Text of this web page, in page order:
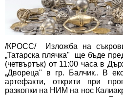
/КРОСС/ Изложба на
„Татарска плячка" ще бъде
(четвъртък) от 11:00 часа в
„Двореца" в гр. Балчик.. В
артефакти, открити при
разкопки на НИМ на нос